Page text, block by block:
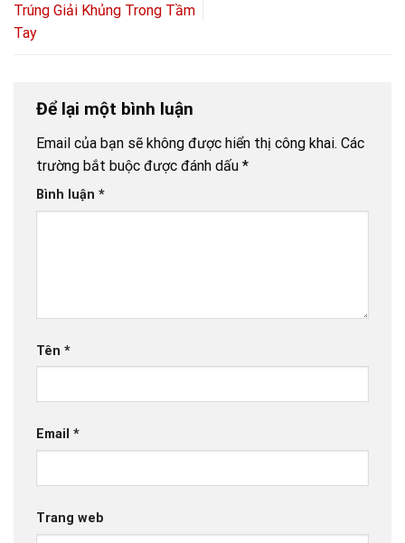
Trúng Giải Khủng Trong Tầm
Tay
Để lại một bình luận
Email của bạn sẽ không được hiển thị công khai. Các
trường bắt buộc được đánh dấu *
Bình luận *
Tên *
Email *
Trang web